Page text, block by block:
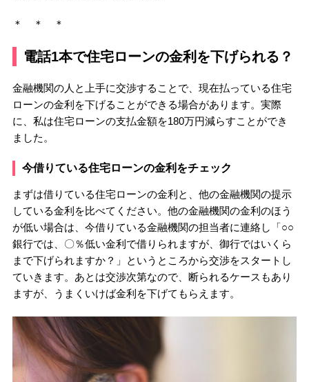
＊ ＊ ＊
電話1本で住宅ローンの金利を下げられる？
金融機関の人と上手に交渉することで、現在払っている住宅
ローンの金利を下げることができる場合があります。実際
に、私は住宅ローンの支払金額を180万円減らすことができ
ました。
今借りている住宅ローンの金利をチェック
まずは借りている住宅ローンの金利と、他の金融機関の提示
している金利を比べてください。他の金融機関の金利のほう
が低い場合は、今借りている金融機関の担当者に連絡し「○○
銀行では、〇％低い金利で借りられますが、御行ではいくら
まで下げられますか？」というところから交渉をスタートし
ていきます。あとは交渉次第なので、断られるケースもあり
ますが、うまくいけば金利を下げてもらえます。